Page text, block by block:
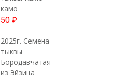
камо
50 ₽
2025г. Семена
тыквы
Бородавчатая
из Эйзина